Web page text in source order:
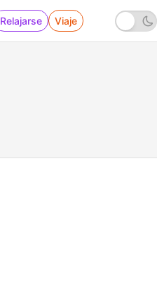
Relajarse Viaje